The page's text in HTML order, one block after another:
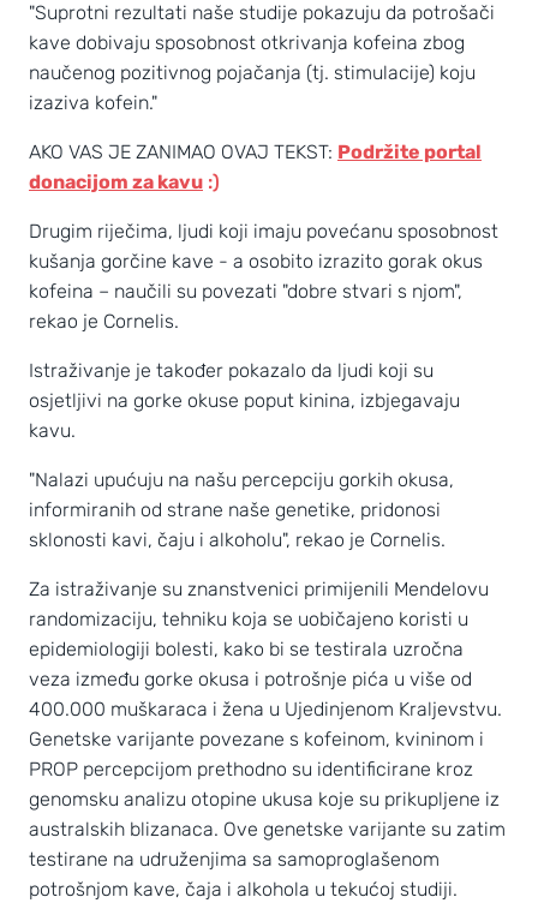
"Suprotni rezultati naše studije pokazuju da potrošači
kave dobivaju sposobnost otkrivanja kofeina zbog
naučenog pozitivnog pojačanja (tj. stimulacije) koju
izaziva kofein."
AKO VAS JE ZANIMAO OVAJ TEKST: Podržite portal
donacijom za kavu :)
Drugim riječima, ljudi koji imaju povećanu sposobnost
kušanja gorčine kave - a osobito izrazito gorak okus
kofeina – naučili su povezati "dobre stvari s njom",
rekao je Cornelis.
Istraživanje je također pokazalo da ljudi koji su
osjetljivi na gorke okuse poput kinina, izbjegavaju
kavu.
"Nalazi upućuju na našu percepciju gorkih okusa,
informiranih od strane naše genetike, pridonosi
sklonosti kavi, čaju i alkoholu", rekao je Cornelis.
Za istraživanje su znanstvenici primijenili Mendelovu
randomizaciju, tehniku koja se uobičajeno koristi u
epidemiologiji bolesti, kako bi se testirala uzročna
veza između gorke okusa i potrošnje pića u više od
400.000 muškaraca i žena u Ujedinjenom Kraljevstvu.
Genetske varijante povezane s kofeinom, kvininom i
PROP percepcijom prethodno su identificirane kroz
genomsku analizu otopine ukusa koje su prikupljene iz
australskih blizanaca. Ove genetske varijante su zatim
testirane na udruženjima sa samoproglašenom
potrošnjom kave, čaja i alkohola u tekućoj studiji.